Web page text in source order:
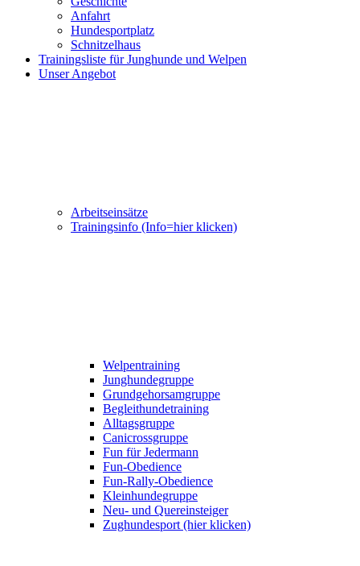
Anfahrt
Hundesportplatz
Schnitzelhaus
Trainingsliste für Junghunde und Welpen
Unser Angebot
Arbeitseinsätze
Trainingsinfo (Info=hier klicken)
Welpentraining
Junghundegruppe
Grundgehorsamgruppe
Begleithundetraining
Alltagsgruppe
Canicrossgruppe
Fun für Jedermann
Fun-Obedience
Fun-Rally-Obedience
Kleinhundegruppe
Neu- und Quereinsteiger
Zughundesport (hier klicken)